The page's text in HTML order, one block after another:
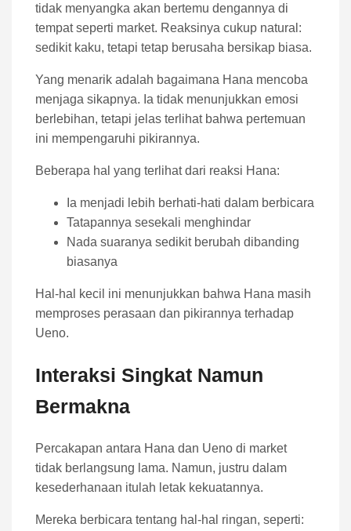
tidak menyangka akan bertemu dengannya di
tempat seperti market. Reaksinya cukup natural:
sedikit kaku, tetapi tetap berusaha bersikap biasa.
Yang menarik adalah bagaimana Hana mencoba
menjaga sikapnya. Ia tidak menunjukkan emosi
berlebihan, tetapi jelas terlihat bahwa pertemuan
ini mempengaruhi pikirannya.
Beberapa hal yang terlihat dari reaksi Hana:
Ia menjadi lebih berhati-hati dalam berbicara
Tatapannya sesekali menghindar
Nada suaranya sedikit berubah dibanding
biasanya
Hal-hal kecil ini menunjukkan bahwa Hana masih
memproses perasaan dan pikirannya terhadap
Ueno.
Interaksi Singkat Namun
Bermakna
Percakapan antara Hana dan Ueno di market
tidak berlangsung lama. Namun, justru dalam
kesederhanaan itulah letak kekuatannya.
Mereka berbicara tentang hal-hal ringan, seperti: